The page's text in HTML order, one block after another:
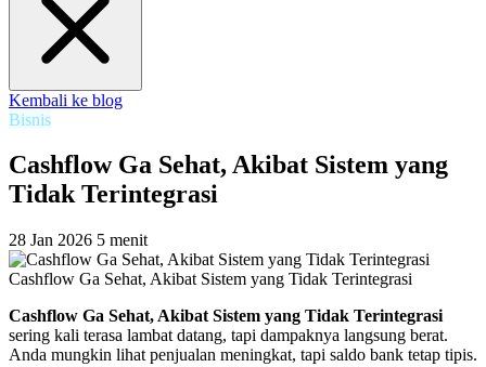
Kembali ke blog
Bisnis
Cashflow Ga Sehat, Akibat Sistem yang
Tidak Terintegrasi
28 Jan 2026 5 menit
Cashflow Ga Sehat, Akibat Sistem yang Tidak Terintegrasi
Cashflow Ga Sehat, Akibat Sistem yang Tidak Terintegrasi
sering kali terasa lambat datang, tapi dampaknya langsung berat.
Anda mungkin lihat penjualan meningkat, tapi saldo bank tetap tipis.